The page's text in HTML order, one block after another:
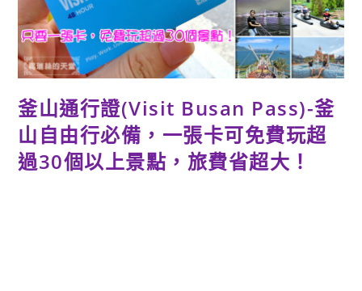
釜山通行證(Visit Busan Pass)-釜
山自由行必備，一張卡可免費玩超
過30個以上景點，旅費省超大！